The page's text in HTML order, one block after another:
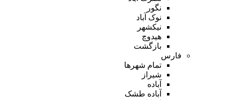
نگور
نوک آباد
نیکشهر
هیدوچ
بازگشت
فارس
تمام شهر‌ها
شیراز
آباده
آباده طشک